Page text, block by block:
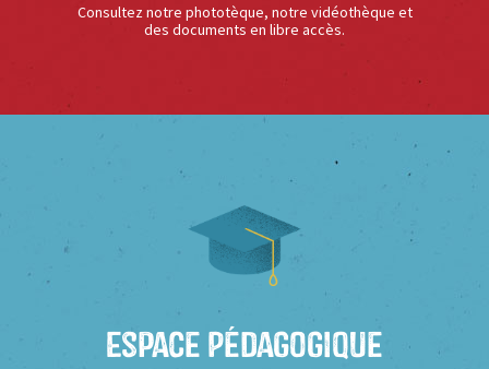
Consultez notre phototèque, notre vidéothèque et
des documents en libre accès.
Espace Pédagogique